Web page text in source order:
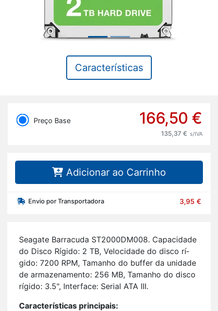
Características
Preço Base 166,50 €
135,37 € s/IVA
Adicionar ao Carrinho
Envio por Transportadora 3,95 €
Se­a­gate Bar­ra­cuda ST2000DM008. Ca­pa­ci­dade
do Disco Rí­gido: 2 TB, Ve­lo­ci­dade do disco rí­
gido: 7200 RPM, Ta­manho do buffer da uni­dade
de ar­ma­ze­na­mento: 256 MB, Ta­manho do disco
rí­gido: 3.5", In­ter­face: Se­rial ATA III.
Ca­rac­te­rís­ticas prin­ci­pais: